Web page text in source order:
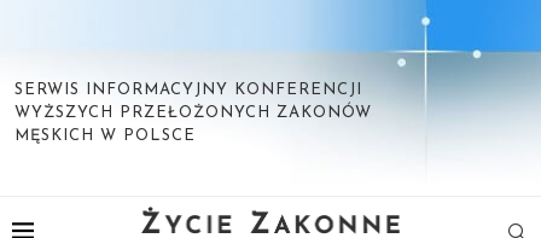
SERWIS INFORMACYJNY KONFERENCJI
WYŻSZYCH PRZEŁOŻONYCH ZAKONÓW
MĘSKICH W POLSCE